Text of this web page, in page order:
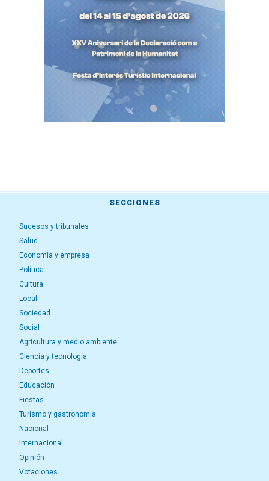
SECCIONES
Sucesos y tribunales
Salud
Economía y empresa
Política
Cultura
Local
Sociedad
Social
Agricultura y medio ambiente
Ciencia y tecnología
Deportes
Educación
Fiestas
Turismo y gastronomía
Nacional
Internacional
Opinión
Votaciones